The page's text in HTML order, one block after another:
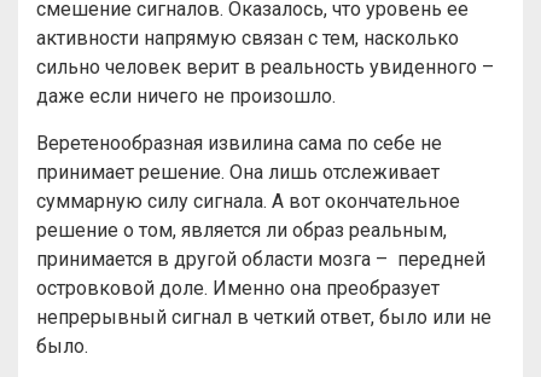
смешение сигналов. Оказалось, что уровень ее
активности напрямую связан с тем, насколько
сильно человек верит в реальность увиденного –
даже если ничего не произошло.
Веретенообразная извилина сама по себе не
принимает решение. Она лишь отслеживает
суммарную силу сигнала. А вот окончательное
решение о том, является ли образ реальным,
принимается в другой области мозга – передней
островковой доле. Именно она преобразует
непрерывный сигнал в четкий ответ, было или не
было.